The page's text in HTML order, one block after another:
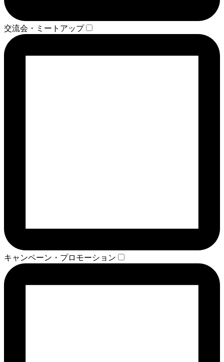
交流会・ミートアップ
キャンペーン・プロモーション